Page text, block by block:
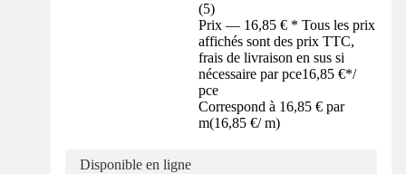
(5)
Prix — 16,85 € * Tous les prix
affichés sont des prix TTC,
frais de livraison en sus si
nécessaire par pce16,85 €*/
pce
Correspond à 16,85 € par
m(16,85 €/ m)
Disponible en ligne